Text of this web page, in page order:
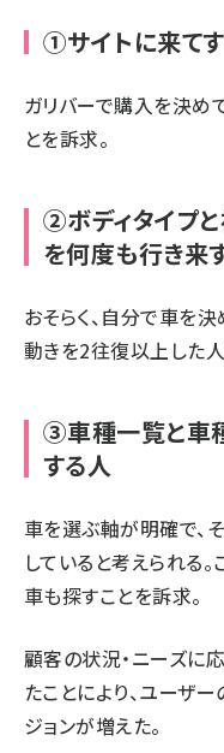
①サイトに来て
ガリバーで購入を決め
とを訴求。
②ボディタイプ
を何度も行き来
おそらく、自分で車を
動きを2往復以上した
③車種一覧と車
する人
車を選ぶ軸が明確で、
していると考えられる
車も探すことを訴求。
顧客の状況・ニーズに
たことにより、ユーザ
ジョンが増えた。